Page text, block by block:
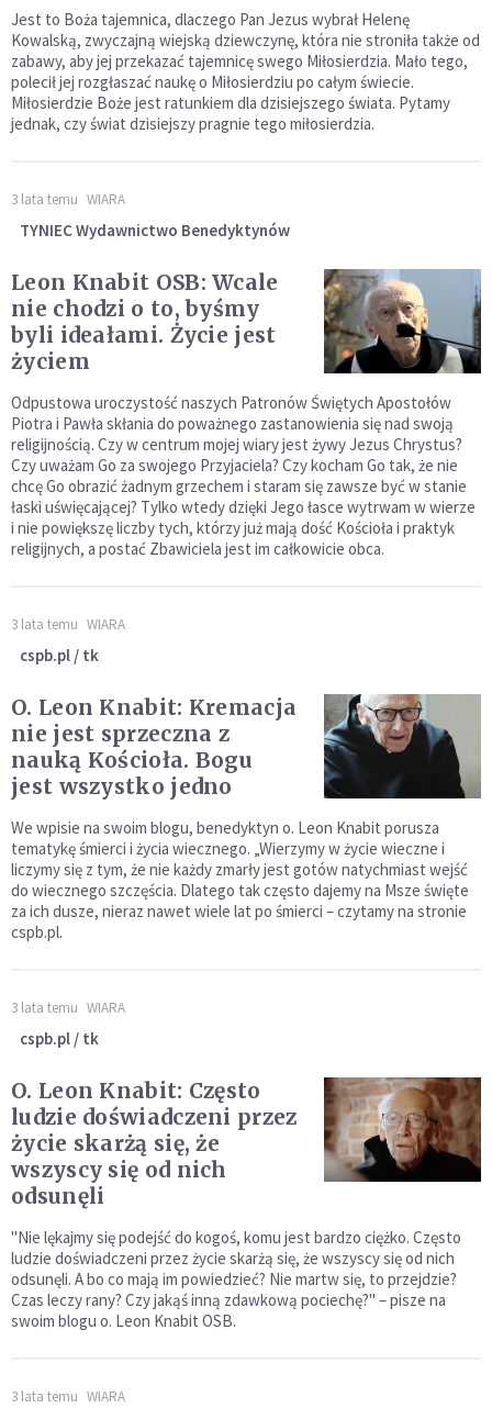
Jest to Boża tajemnica, dlaczego Pan Jezus wybrał Helenę
Kowalską, zwyczajną wiejską dziewczynę, która nie stroniła także od
zabawy, aby jej przekazać tajemnicę swego Miłosierdzia. Mało tego,
polecił jej rozgłaszać naukę o Miłosierdziu po całym świecie.
Miłosierdzie Boże jest ratunkiem dla dzisiejszego świata. Pytamy
jednak, czy świat dzisiejszy pragnie tego miłosierdzia.
3 lata temu WIARA
TYNIEC Wydawnictwo Benedyktynów
Leon Knabit OSB: Wcale
nie chodzi o to, byśmy
byli ideałami. Życie jest
życiem
Odpustowa uroczystość naszych Patronów Świętych Apostołów
Piotra i Pawła skłania do poważnego zastanowienia się nad swoją
religijnością. Czy w centrum mojej wiary jest żywy Jezus Chrystus?
Czy uważam Go za swojego Przyjaciela? Czy kocham Go tak, że nie
chcę Go obrazić żadnym grzechem i staram się zawsze być w stanie
łaski uświęcającej? Tylko wtedy dzięki Jego łasce wytrwam w wierze
i nie powiększę liczby tych, którzy już mają dość Kościoła i praktyk
religijnych, a postać Zbawiciela jest im całkowicie obca.
3 lata temu WIARA
cspb.pl / tk
O. Leon Knabit: Kremacja
nie jest sprzeczna z
nauką Kościoła. Bogu
jest wszystko jedno
We wpisie na swoim blogu, benedyktyn o. Leon Knabit porusza
tematykę śmierci i życia wiecznego. „Wierzymy w życie wieczne i
liczymy się z tym, że nie każdy zmarły jest gotów natychmiast wejść
do wiecznego szczęścia. Dlatego tak często dajemy na Msze święte
za ich dusze, nieraz nawet wiele lat po śmierci – czytamy na stronie
cspb.pl.
3 lata temu WIARA
cspb.pl / tk
O. Leon Knabit: Często
ludzie doświadczeni przez
życie skarżą się, że
wszyscy się od nich
odsunęli
"Nie lękajmy się podejść do kogoś, komu jest bardzo ciężko. Często
ludzie doświadczeni przez życie skarżą się, że wszyscy się od nich
odsunęli. A bo co mają im powiedzieć? Nie martw się, to przejdzie?
Czas leczy rany? Czy jakąś inną zdawkową pociechę?" – pisze na
swoim blogu o. Leon Knabit OSB.
3 lata temu WIARA